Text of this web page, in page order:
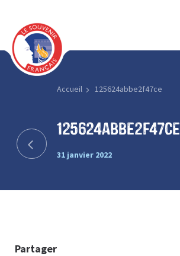
Accueil 125624abbe2f47ce
125624abbe2f47ce
31 janvier 2022
Partager